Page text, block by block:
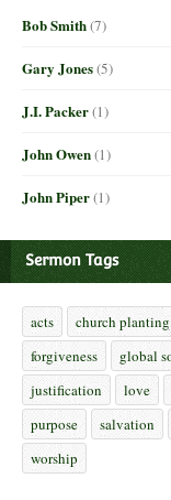
Bob Smith(7)
Gary Jones(5)
J.I. Packer(1)
John Owen(1)
John Piper(1)
Sermon Tags
acts church planting
forgiveness
global
justification
love
purpose
salvation
worship